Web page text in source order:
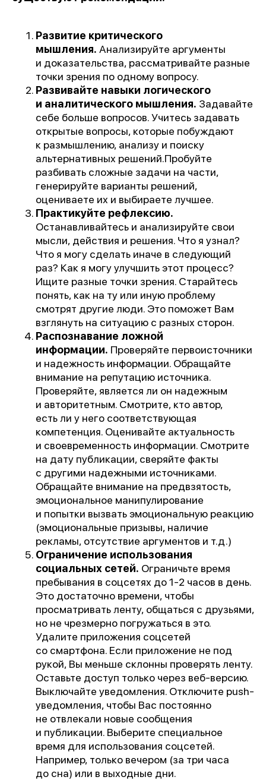
Развитие критического
мышления. Анализируйте аргументы
и доказательства, рассматривайте разные
точки зрения по одному вопросу.
Развивайте навыки логического
и аналитического мышления. Задавайте
себе больше вопросов. Учитесь задавать
открытые вопросы, которые побуждают
к размышлению, анализу и поиску
альтернативных решений.Пробуйте
разбивать сложные задачи на части,
генерируйте варианты решений,
оцениваете их и выбираете лучшее.
Практикуйте рефлексию.
Останавливайтесь и анализируйте свои
мысли, действия и решения. Что я узнал?
Что я могу сделать иначе в следующий
раз? Как я могу улучшить этот процесс?
Ищите разные точки зрения. Старайтесь
понять, как на ту или иную проблему
смотрят другие люди. Это поможет Вам
взглянуть на ситуацию с разных сторон.
Распознавание ложной
информации. Проверяйте первоисточники
и надежность информации. Обращайте
внимание на репутацию источника.
Проверяйте, является ли он надежным
и авторитетным. Смотрите, кто автор,
есть ли у него соответствующая
компетенция. Оценивайте актуальность
и своевременность информации. Смотрите
на дату публикации, сверяйте факты
с другими надежными источниками.
Обращайте внимание на предвзятость,
эмоциональное манипулирование
и попытки вызвать эмоциональную реакцию
(эмоциональные призывы, наличие
рекламы, отсутствие аргументов и т.д.)
Ограничение использования
социальных сетей. Ограничьте время
пребывания в соцсетях до 1-2 часов в день.
Это достаточно времени, чтобы
просматривать ленту, общаться с друзьями,
но не чрезмерно погружаться в это.
Удалите приложения соцсетей
со смартфона. Если приложение не под
рукой, Вы меньше склонны проверять ленту.
Оставьте доступ только через веб-версию.
Выключайте уведомления. Отключите push-
уведомления, чтобы Вас постоянно
не отвлекали новые сообщения
и публикации. Выберите специальное
время для использования соцсетей.
Например, только вечером (за три часа
до сна) или в выходные дни.